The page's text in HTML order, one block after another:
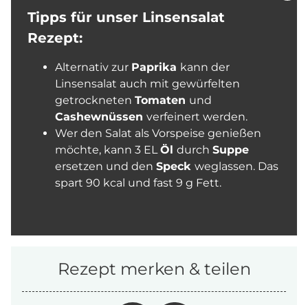
Tipps für unser Linsensalat
Rezept:
Alternativ zur Paprika kann der
Linsensalat auch mit gewürfelten
getrockneten Tomaten und
Cashewnüssen verfeinert werden.
Wer den Salat als Vorspeise genießen
möchte, kann 3 ELÖl durch Suppe
ersetzen und den Speck weglassen. Das
spart 90 kcal und fast 9 g Fett.
Rezept merken & teilen